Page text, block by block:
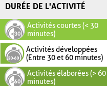
DURÉE DE L'ACTIVITÉ
Activités courtes (< 30
minutes)
Activités développées
(Entre 30 et 60 minutes)
Activités élaborées (> 60
minutes)